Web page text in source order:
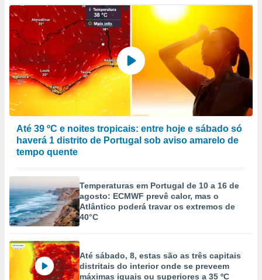
Até 39 ºC e noites tropicais: entre hoje e sábado só
haverá 1 distrito de Portugal sob aviso amarelo de
tempo quente
Temperaturas em Portugal de 10 a 16 de
agosto: ECMWF prevê calor, mas o
Atlântico poderá travar os extremos de
40°C
Até sábado, 8, estas são as três capitais
distritais do interior onde se preveem
máximas iguais ou superiores a 35 ºC